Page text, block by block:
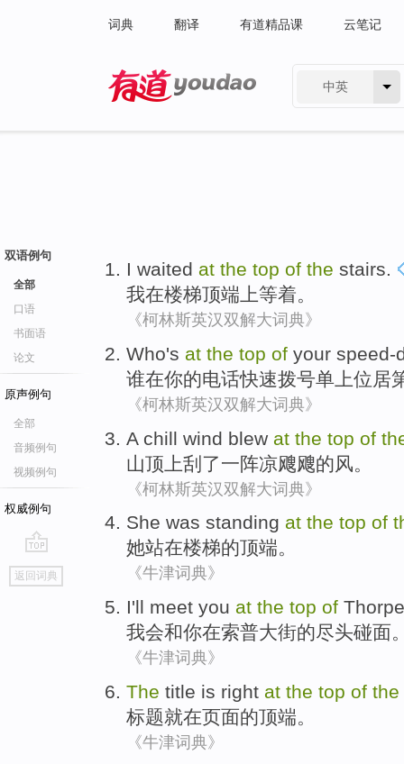
词典 翻译 有道精品课 云笔记
中英
双语例句
全部
口语
书面语
论文
原声例句
全部
音频例句
视频例句
权威例句
go
top
返回词典
I waited at the top of the stairs.
我在楼梯顶端 上等着。
《柯林斯英汉双解大词典》
Who's at the top of your speed-
谁在你的电话快速拨号单上位居
《柯林斯英汉双解大词典》
A chill wind blew at the top of
山顶上刮了一阵凉飕飕的风 。
《柯林斯英汉双解大词典》
She was standing at the top of
她站在楼梯的顶端。
《牛津词典》
I'll meet you at the top of Thorpe
我会和你在索普大街的尽头碰面
《牛津词典》
The title is right at the top of the
标题就在页面的顶端。
《牛津词典》